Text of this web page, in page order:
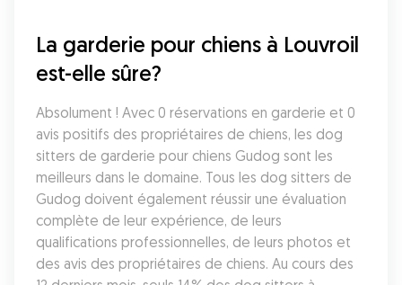
La garderie pour chiens à Louvroil
est-elle sûre?
Absolument ! Avec 0 réservations en garderie et 0
avis positifs des propriétaires de chiens, les dog
sitters de garderie pour chiens Gudog sont les
meilleurs dans le domaine. Tous les dog sitters de
Gudog doivent également réussir une évaluation
complète de leur expérience, de leurs
qualifications professionnelles, de leurs photos et
des avis des propriétaires de chiens. Au cours des